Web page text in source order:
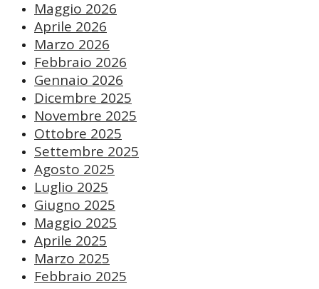
Maggio 2026
Aprile 2026
Marzo 2026
Febbraio 2026
Gennaio 2026
Dicembre 2025
Novembre 2025
Ottobre 2025
Settembre 2025
Agosto 2025
Luglio 2025
Giugno 2025
Maggio 2025
Aprile 2025
Marzo 2025
Febbraio 2025